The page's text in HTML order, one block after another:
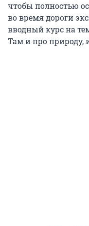
чтобы полностью
во время дороги
вводный курс на
Там и про природу,